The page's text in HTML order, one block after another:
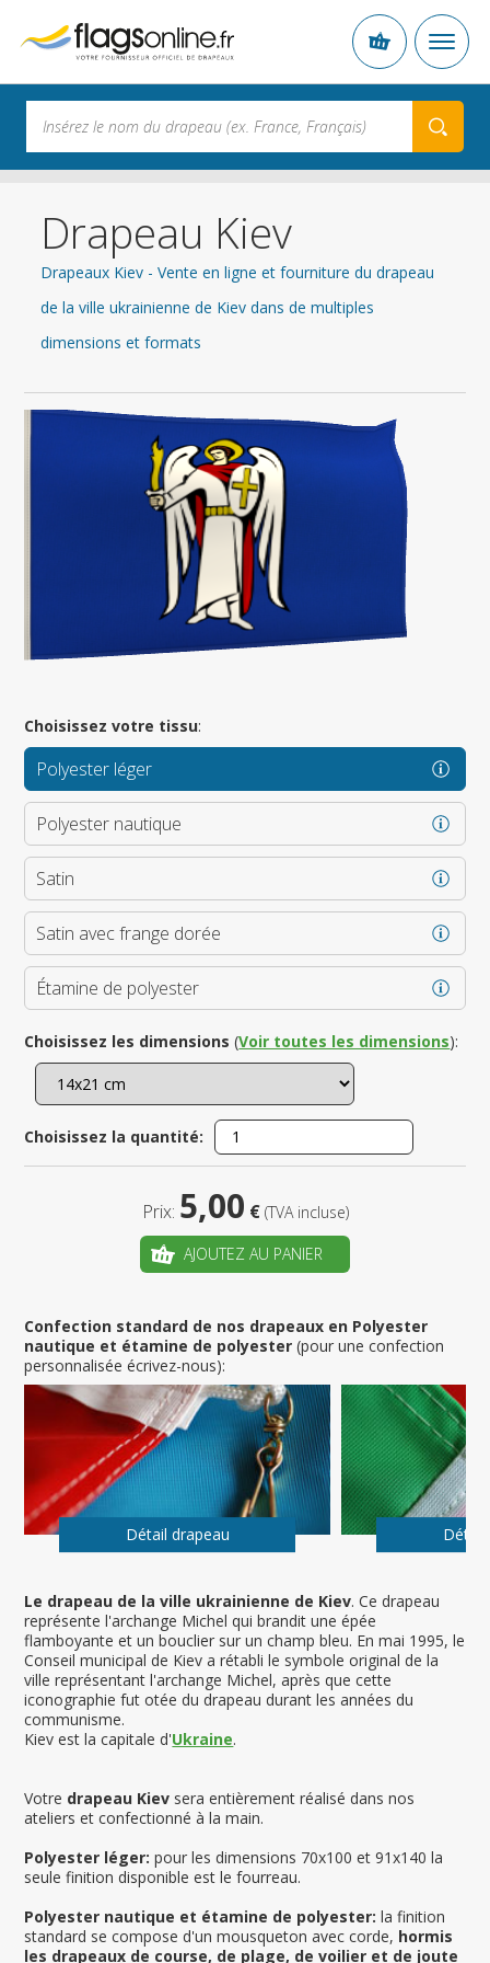
Drapeau Kiev
Drapeaux Kiev - Vente en ligne et fourniture du drapeau
de la ville ukrainienne de Kiev dans de multiples
dimensions et formats
Le drapeau de la ville ukrainienne de Kiev. Ce drapeau
représente l'archange Michel qui brandit une épée
flamboyante et un bouclier sur un champ bleu. En mai 1995, le
Conseil municipal de Kiev a rétabli le symbole original de la
ville représentant l'archange Michel, après que cette
iconographie fut otée du drapeau durant les années du
communisme.
Kiev est la capitale d'Ukraine.
Votre drapeau Kiev sera entièrement réalisé dans nos
ateliers et confectionné à la main.
Polyester léger: pour les dimensions 70x100 et 91x140 la
seule finition disponible est le fourreau.
Polyester nautique et étamine de polyester: la finition
standard se compose d'un mousqueton avec corde, hormis
les drapeaux de course, de plage, de voilier et de joute
Choisissez votre tissu:
Polyester léger
Polyester nautique
Satin
Satin avec frange dorée
Étamine de polyester
Choisissez les dimensions (Voir toutes les dimensions):
Choisissez la quantité:
Prix: 5,00 € (TVA incluse)
AJOUTEZ AU PANIER
Confection standard de nos drapeaux en Polyester
nautique et étamine de polyester(pour une confection
personnalisée écrivez-nous):
Détail drapeau Détail